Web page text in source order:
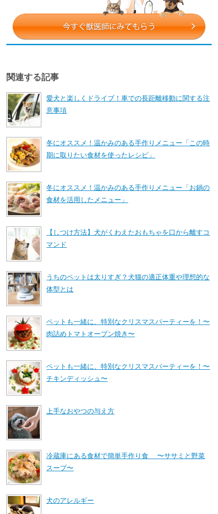
関連する記事
愛犬と楽しくドライブ！車での長距離移動に関する注
意事項
冬にオススメ！温かみのある手作りメニュー「この時
期に取りたい食材を使ったレシピ」
冬にオススメ！温かみのある手作りメニュー「お鍋の
食材を活用したメニュー」
【しつけ方法】犬がくわえたおもちゃを口から離すコ
マンド
うちのペットは太りすぎ？犬猫の適正体重や理想的な
体型とは
ペットも一緒に、特別なクリスマスパーティーを！〜
肉詰めトマトオーブン焼き〜
ペットも一緒に、特別なクリスマスパーティーを！〜
チキンディッシュ〜
上手なおやつの与え方
冷蔵庫にある食材で簡単手作り食 〜ササミと野菜
スープ〜
犬のアレルギー